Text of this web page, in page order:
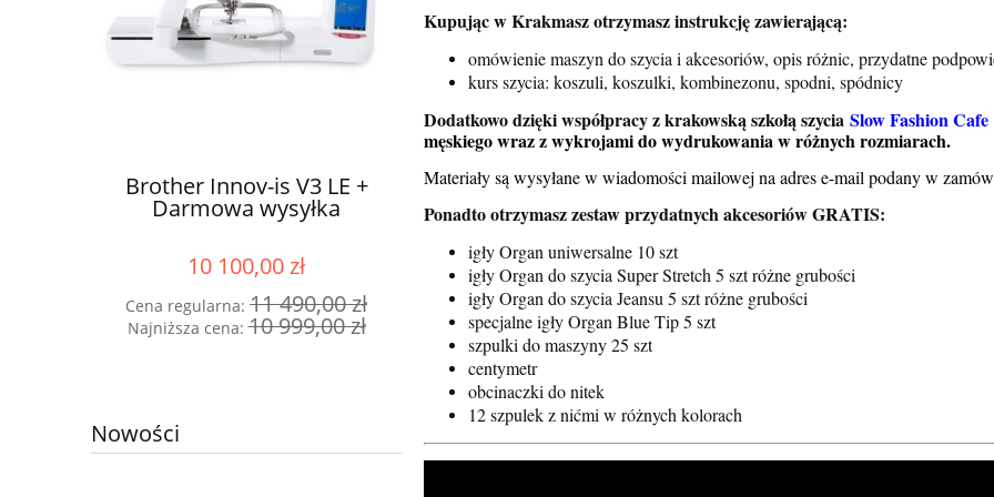
+ Darmowa wysyłka
1 290,00 zł
Najniższa cena:1 290,00 zł
Brother VQ2 + Gratis +
Darmowa wysyłka
9 678,00 zł
Cena regularna: 9 690,00 zł
Najniższa cena: 6 999,00 zł
Elna 560 eXperience +
Darmowa wysyłka
Cena regularna:
Najniższa cena:
Nowości
Kupując w Krakmasz otrzymasz instrukcję zawierającą:
omówienie maszyn do szycia i akcesoriów, opis różnic, przydatne
kurs szycia: koszuli, koszulki, kombinezonu, spodni, spódnicy
Dodatkowo dzięki współpracy z krakowską szkołą szycia Slow Fashion Cafe
męskiego wraz z wykrojami do wydrukowania w różnych rozmiarach.
Materiały są wysyłane w wiadomości mailowej na adres e-mail podany w
Ponadto otrzymasz zestaw przydatnych akcesoriów GRATIS:
igły Organ uniwersalne 10 szt
igły Organ do szycia Super Stretch 5 szt różne grubości
igły Organ do szycia Jeansu 5 szt różne grubości
specjalne igły Organ Blue Tip 5 szt
szpulki do maszyny 25 szt
centymetr
obcinaczki do nitek
12 szpulek z nićmi w różnych kolorach